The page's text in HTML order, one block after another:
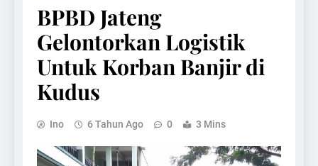
BPBD Jateng
Gelontorkan Logistik
Untuk Korban Banjir di
Kudus
Ino 6 Tahun Ago 0 3 Mins